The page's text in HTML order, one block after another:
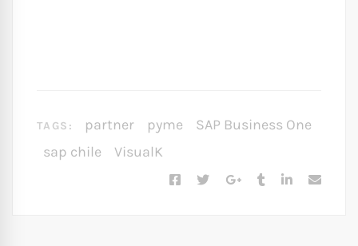
TAGS: partner pyme
SAP Business One
sap chile
VisualK